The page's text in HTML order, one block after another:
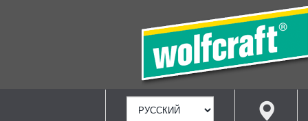
ЯЗЫК